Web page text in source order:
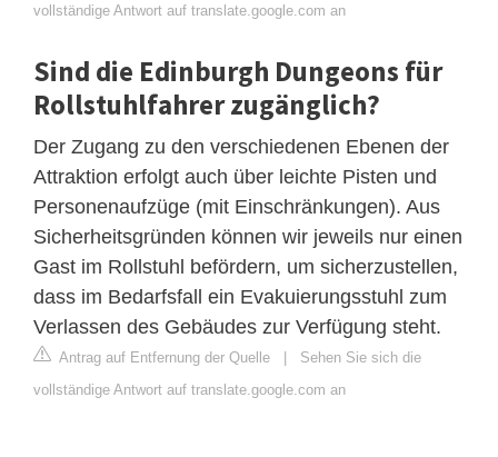
vollständige Antwort auf translate.google.com an
Sind die Edinburgh Dungeons für
Rollstuhlfahrer zugänglich?
Der Zugang zu den verschiedenen Ebenen der
Attraktion erfolgt auch über leichte Pisten und
Personenaufzüge (mit Einschränkungen). Aus
Sicherheitsgründen können wir jeweils nur einen
Gast im Rollstuhl befördern, um sicherzustellen,
dass im Bedarfsfall ein Evakuierungsstuhl zum
Verlassen des Gebäudes zur Verfügung steht.
Antrag auf Entfernung der Quelle | Sehen Sie sich die
vollständige Antwort auf translate.google.com an